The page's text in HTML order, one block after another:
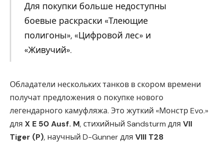
Для покупки больше недоступны
боевые раскраски «Тлеющие
полигоны», «Цифровой лес» и
«Живучий».
Обладатели нескольких танков в скором времени
получат предложения о покупке нового
легендарного камуфляжа. Это жуткий «Монстр Evo.»
для X E 50 Ausf. M, стихийный Sandsturm для VII
Tiger (P), научный D-Gunner для VIII T28